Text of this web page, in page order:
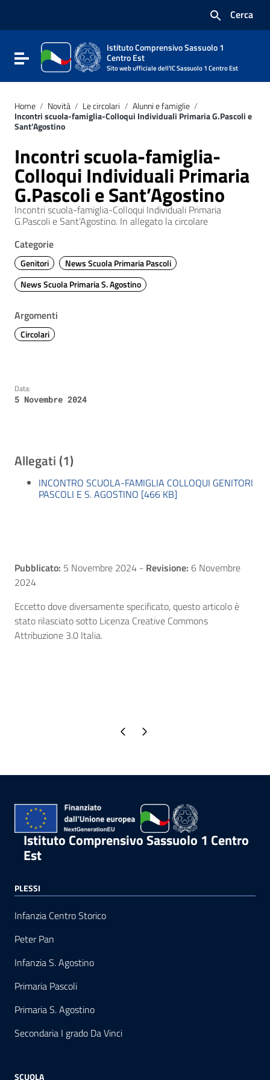
Vai al footer
Cerca
Attiva / disattiva la navigazione
Istituto Comprensivo Sassuolo 1
Centro Est
Sito web ufficiale dell'IC Sassuolo 1 Centro Est
Home / Novità / Le circolari / Alunni e famiglie /
Incontri scuola-famiglia-Colloqui Individuali Primaria G.Pascoli e
Sant’Agostino
Incontri scuola-famiglia-
Colloqui Individuali Primaria
G.Pascoli e Sant’Agostino
Incontri scuola-famiglia-Colloqui Individuali Primaria
G.Pascoli e Sant’Agostino. In allegato la circolare
Categorie
Genitori
News Scuola Primaria Pascoli
News Scuola Primaria S. Agostino
Argomenti
Circolari
Data:
5 Novembre 2024
Allegati (1)
INCONTRO SCUOLA-FAMIGLIA COLLOQUI GENITORI
PASCOLI E S. AGOSTINO [466 KB]
Pubblicato: 5 Novembre 2024 - Revisione: 6 Novembre
2024
Eccetto dove diversamente specificato, questo articolo è
stato rilasciato sotto Licenza Creative Commons
Attribuzione 3.0 Italia.
Pagina precedente
Pagina successiva
Istituto Comprensivo Sassuolo 1 Centro
Est
PLESSI
Infanzia Centro Storico
Peter Pan
Infanzia S. Agostino
Primaria Pascoli
Primaria S. Agostino
Secondaria I grado Da Vinci
SCUOLA